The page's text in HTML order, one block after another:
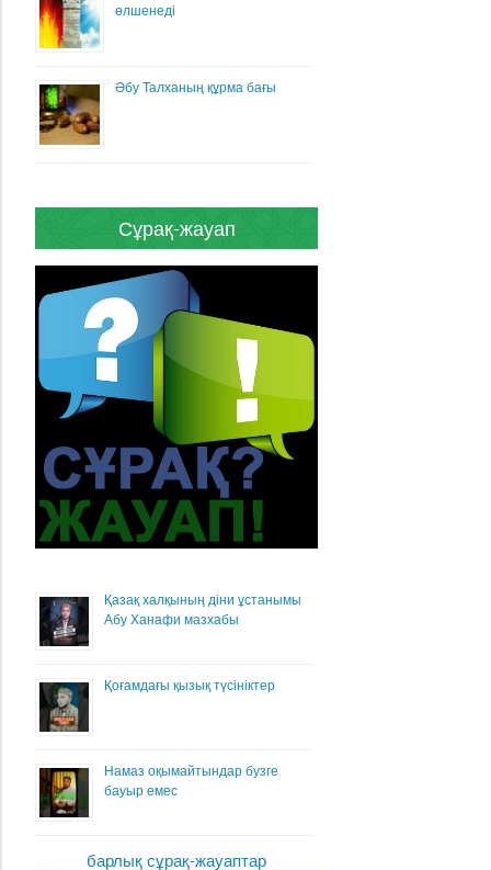
өлшенеді
Әбу Талханың құрма бағы
Сұрақ-жауап
Қазақ халқының діни ұстанымы
Абу Ханафи мазхабы
Қоғамдағы қызық түсініктер
Намаз оқымайтындар бузге
бауыр емес
барлық сұрақ-жауаптар